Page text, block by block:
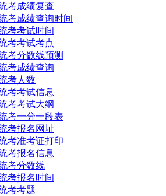
考成绩复查
考成绩查询时间
考考试时间
考考试考点
考分数线预测
考成绩查询
考人数
考考试信息
考考试大纲
考一分一段表
考报名网址
考准考证打印
考报名信息
考分数线
考报名时间
考考题